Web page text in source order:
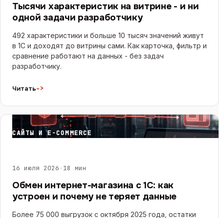
Тысячи характеристик на витрине - и ни
одной задачи разработчику
492 характеристики и больше 10 тысяч значений живут
в 1С и доходят до витрины сами. Как карточка, фильтр и
сравнение работают на данных - без задач
разработчику.
Читать->
САЙТЫ И E-COMMERCE
16 июля 2026 · 18 мин
Обмен интернет-магазина с 1С: как
устроен и почему не теряет данные
Более 75 000 выгрузок с октября 2025 года, остатки